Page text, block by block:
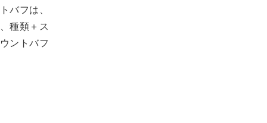
バフは、
種類＋ス
ントバフ